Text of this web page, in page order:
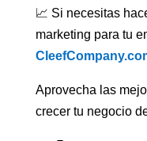
📈 Si necesitas
marketing para tu
Aprovecha las
crecer tu negocio